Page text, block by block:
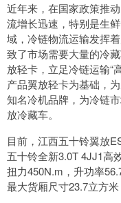
近年来，在国家政策推
流增长迅速，特别是生
域，冷链物流运输发挥
致了市场需要大量的冷
放轻卡，立足冷链运输“
产品翼放轻卡为基础，
知名冷机品牌，为冷链
放冷藏车。
目前，江西五十铃翼放
五十铃全新3.0T 4JJ1高
扭力450N.m，升功率
最大货厢尺寸23.7立方